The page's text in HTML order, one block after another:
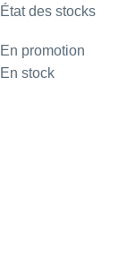
État des stocks
En promotion
En stock